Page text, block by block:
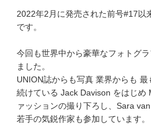
2022年2月に発売された前号#17以
です。
今回も世界中から豪華なフォトグ
ました。
UNION誌からも写真 業界からも
続けている Jack Davison をはじめ
ァッションの撮り下ろし、Sara
若手の気鋭作家も参加しています。